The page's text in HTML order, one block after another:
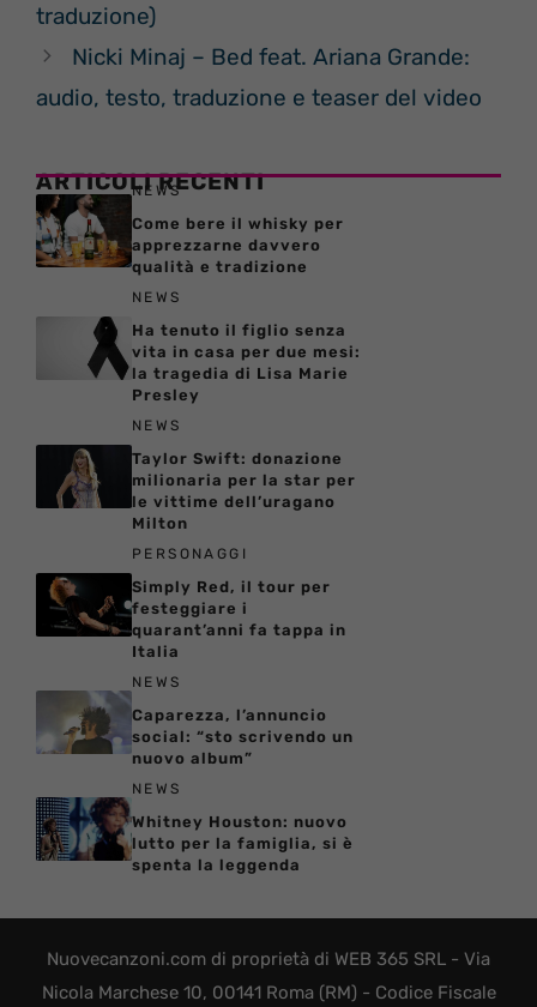
traduzione)
Nicki Minaj – Bed feat. Ariana Grande:
audio, testo, traduzione e teaser del video
ARTICOLI RECENTI
NEWS
Come bere il whisky per
apprezzarne davvero
qualità e tradizione
NEWS
Ha tenuto il figlio senza
vita in casa per due mesi:
la tragedia di Lisa Marie
Presley
NEWS
Taylor Swift: donazione
milionaria per la star per
le vittime dell’uragano
Milton
PERSONAGGI
Simply Red, il tour per
festeggiare i
quarant’anni fa tappa in
Italia
NEWS
Caparezza, l’annuncio
social: “sto scrivendo un
nuovo album”
NEWS
Whitney Houston: nuovo
lutto per la famiglia, si è
spenta la leggenda
Nuovecanzoni.com di proprietà di WEB 365 SRL - Via
Nicola Marchese 10, 00141 Roma (RM) - Codice Fiscale